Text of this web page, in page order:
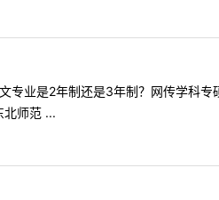
业是2年制还是3年制？网传学科专
北师范 ...